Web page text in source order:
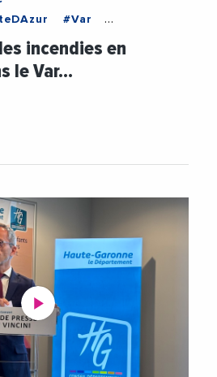
#Var
#Climat
incendies en
le Var…